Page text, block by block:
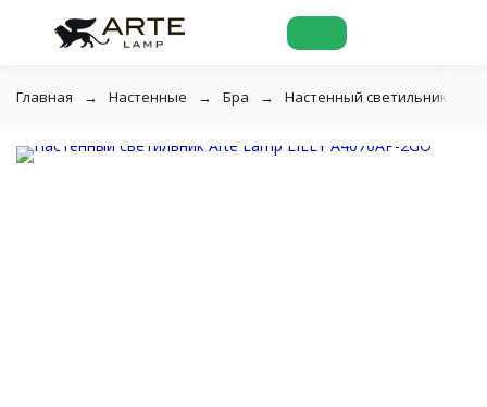
Главная Настенные Бра Настенный светильник Arte